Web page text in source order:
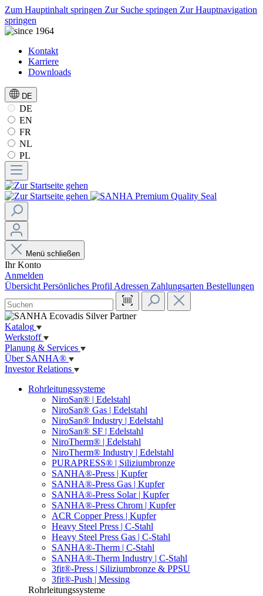
Zum Hauptinhalt springen Zur Suche springen Zur Hauptnavigation
springen
Kontakt
Karriere
Downloads
DE
DE
EN
FR
NL
PL
Menü schließen
Ihr Konto
Anmelden
Übersicht Persönliches Profil Adressen Zahlungsarten Bestellungen
Katalog
Werkstoff
Planung & Services
Über SANHA®
Investor Relations
Rohrleitungssysteme
NiroSan® | Edelstahl
NiroSan® Gas | Edelstahl
NiroSan® Industry | Edelstahl
NiroSan® SF | Edelstahl
NiroTherm® | Edelstahl
NiroTherm® Industry | Edelstahl
PURAPRESS® | Siliziumbronze
SANHA®-Press | Kupfer
SANHA®-Press Gas | Kupfer
SANHA®-Press Solar | Kupfer
SANHA®-Press Chrom | Kupfer
ACR Copper Press | Kupfer
Heavy Steel Press | C-Stahl
Heavy Steel Press Gas | C-Stahl
SANHA®-Therm | C-Stahl
SANHA®-Therm Industry | C-Stahl
3fit®-Press | Siliziumbronze & PPSU
3fit®-Push | Messing
Rohrleitungssysteme